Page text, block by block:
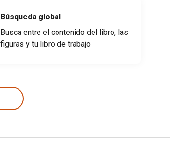
Búsqueda global
Busca entre el contenido del libro, las
figuras y tu libro de trabajo